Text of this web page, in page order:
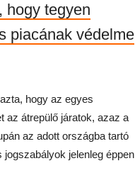
hogy tegyen
piacának védelme
hogy az egyes
az átrepülő járatok, azaz a
az adott országba tartó
jelenleg éppen